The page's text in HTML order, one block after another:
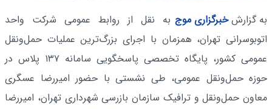
به گزارشخبرگزاری موج به نقل از روابط عمومی شرکت واحد
اتوبوسرانی تهران، همزمان با اجرای بزرگ‌ترین عملیات حمل‌ونقل
عمومی کشور، پایگاه تخصصی پاسخگویی سامانه ۱۳۷ پلاس در
حوزه حمل‌ونقل عمومی، طی نشستی با حضور امیررضا عسگری
معاون حمل‌ونقل و ترافیک سازمان بازرسی شهرداری تهران، امیررضا